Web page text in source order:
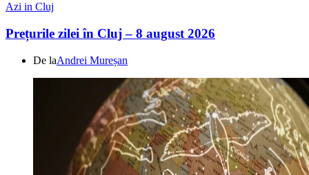
Azi in Cluj
Prețurile zilei în Cluj – 8 august 2026
De laAndrei Mureșan